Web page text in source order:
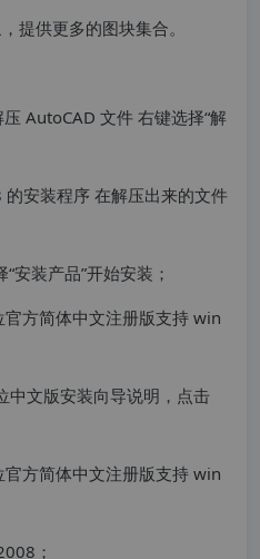
提供更多的图块集合。
AutoCAD 文件 右键选择“解
安装程序 在解压出来的文件
安装产品”开始安装；
文版安装向导说明，点击
；